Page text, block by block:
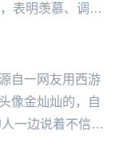
表明羡慕、调侃
自一网友用西游
像金灿灿的，自
一边说着不信，